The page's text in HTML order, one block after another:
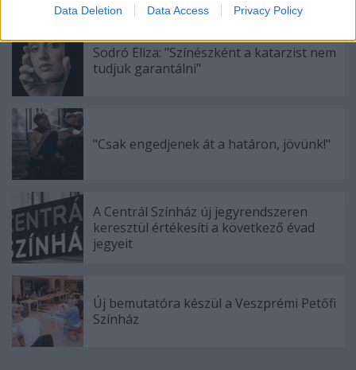
I want to allow Google to enable storage
functionality and fraud prevention, and other
user protection.
Data Deletion Data Access Privacy Policy
Sodró Eliza: "Színészként a katarzist nem
tudjuk garantálni"
"Csak engedjenek át a határon, jövünk!"
A Centrál Színház új jegyrendszeren
keresztül értékesíti a következő évad
jegyeit
Új bemutatóra készül a Veszprémi Petőfi
Színház